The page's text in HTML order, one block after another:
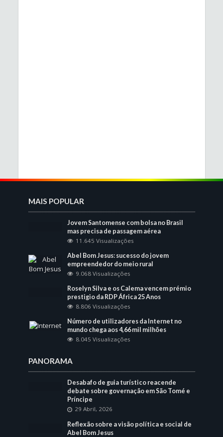
MAIS POPULAR
Jovem Santomense com bolsa no Brasil
mas precisa de passagem aérea
11.645 Visualizações
Abel Bom Jesus: sucesso do jovem
empreendedor do meio rural
9.068 Visualizações
Roselyn Silva e os Calema vencem prémio
prestigio da RDP África 25 Anos
8.806 Visualizações
Número de utilizadores da Internet no
mundo chega aos 4,66 mil milhões
8.045 Visualizações
PANORAMA
Desabafo de guia turístico reacende
debate sobre governação em São Tomé e
Príncipe
29 Abril, 2026
Reflexão sobre a visão política e social de
Abel Bom Jesus